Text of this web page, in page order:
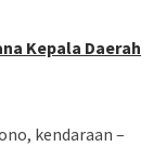
Kepala Daerah
kendaraan –